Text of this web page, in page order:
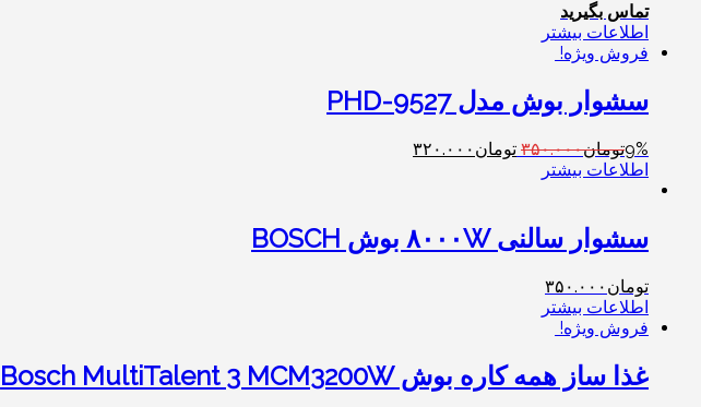
تماس بگیرید
اطلاعات بیشتر
فروش ویژه!
سشوار بوش مدل PHD-9527
9%تومان۳۵۰.۰۰۰ تومان ۳۲۰.۰۰۰
اطلاعات بیشتر
سشوار سالنی ۸۰۰۰W بوش BOSCH
تومان ۳۵۰.۰۰۰
اطلاعات بیشتر
فروش ویژه!
غذا ساز همه کاره بوش Bosch MultiTalent 3 MCM3200W